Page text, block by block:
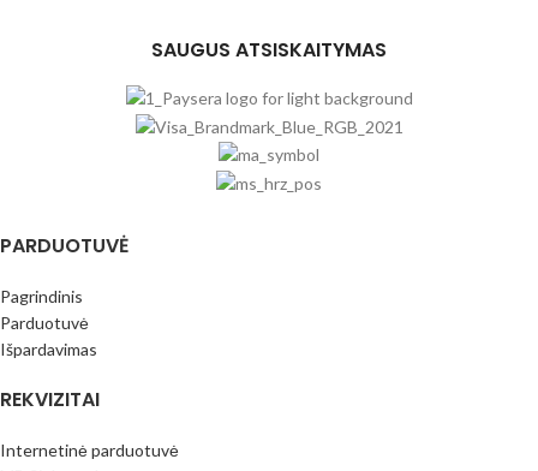
SAUGUS ATSISKAITYMAS
PARDUOTUVĖ
Pagrindinis
Parduotuvė
Išpardavimas
REKVIZITAI
Internetinė parduotuvė